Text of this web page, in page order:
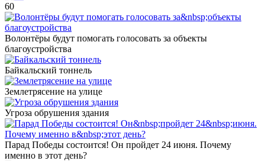
60
Волонтёры будут помогать голосовать за объекты
благоустройства
Байкальский тоннель
Землетрясение на улице
Угроза обрушения здания
Парад Победы состоится! Он пройдет 24 июня. Почему
именно в этот день?